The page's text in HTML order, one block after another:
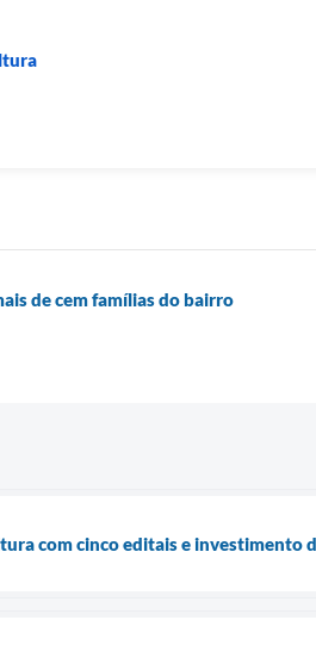
de cem famílias do bairro
com cinco editais e investimento